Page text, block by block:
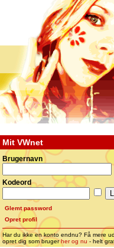
Mit VWnet
Brugernavn
Kodeord
Glemt password
Opret profil
Har du ikke en konto endnu? Få mere
opret dig som brugerher og nu - helt